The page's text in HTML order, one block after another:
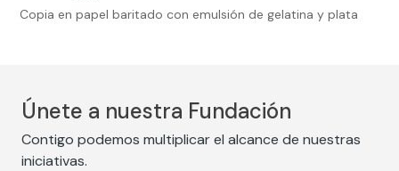
Copia en papel baritado con emulsión de gelatina y plata
Únete a nuestra Fundación
Contigo podemos multiplicar el alcance de nuestras
iniciativas.